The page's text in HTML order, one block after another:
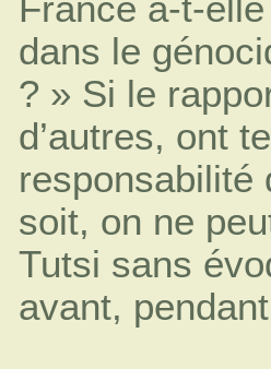
France a-t-
dans le
? » Si le
d’autres, ont
responsabilité
soit, on ne
Tutsi sans
avant,